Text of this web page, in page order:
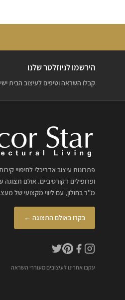
הירשמו לניוזלטר שלנו
קבלו השראה וטיפים לעיצוב הבית
פתרונות עיצוב אדריכלי לחיפויי
מ"ר בחולון, עם ליווי מקצועי של
בקרו באולם התצוגה ←
עקבו אחרינו לעיצובים מעוררי השראה